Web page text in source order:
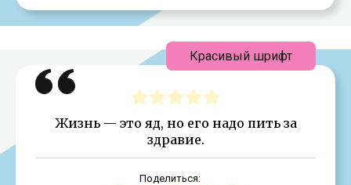
Жизнь — это яд, но его надо пить за
здравие.
Поделиться:
Красивый шрифт